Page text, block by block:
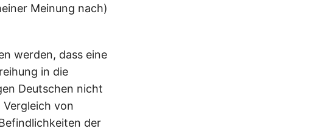
Meinung nach)
werden, dass eine
in die
Deutschen nicht
von
der